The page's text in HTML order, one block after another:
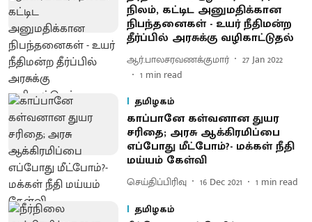
நிலம், கட்டிட அனுமதிக்கான
நிபந்தனைகள் - உயர் நீதிமன்ற
தீர்ப்பில் அரசுக்கு வழிகாட்டுதல்
ஆர்.பாலசரவணக்குமார்
27 Jan 2022
1 min read
தமிழகம்
காப்பானே கள்வனான துயர
சரிதை; அரசு ஆக்கிரமிப்பை
எப்போது மீட்போம்?- மக்கள் நீதி
மய்யம் கேள்வி
செய்திப்பிரிவு 16 Dec 2021 1 min read
தமிழகம்